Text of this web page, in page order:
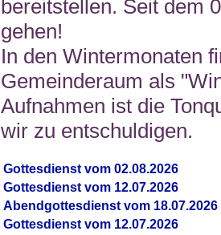
bereitstellen. Seit dem
gehen!
In den Wintermonaten
Gemeinderaum als
Aufnahmen ist die
wir zu entschuldigen.
Gottesdienst vom 02.08.2026
Gottesdienst vom 12.07.2026
Abendgottesdienst vom 18.07.2026
Gottesdienst vom 12.07.2026